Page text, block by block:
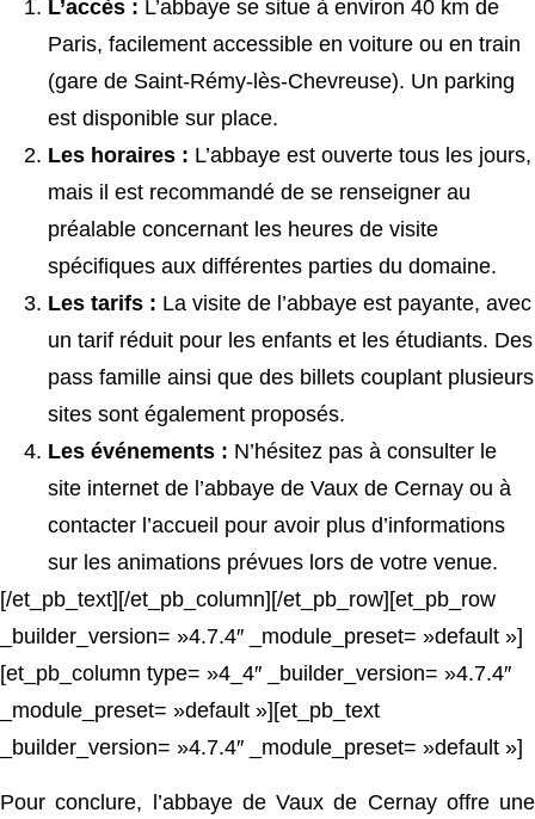
L’accès : L’abbaye se situe à environ 40 km de
Paris, facilement accessible en voiture ou en train
(gare de Saint-Rémy-lès-Chevreuse). Un parking
est disponible sur place.
Les horaires : L’abbaye est ouverte tous les jours,
mais il est recommandé de se renseigner au
préalable concernant les heures de visite
spécifiques aux différentes parties du domaine.
Les tarifs : La visite de l’abbaye est payante, avec
un tarif réduit pour les enfants et les étudiants. Des
pass famille ainsi que des billets couplant plusieurs
sites sont également proposés.
Les événements : N’hésitez pas à consulter le
site internet de l’abbaye de Vaux de Cernay ou à
contacter l’accueil pour avoir plus d’informations
sur les animations prévues lors de votre venue.
[/et_pb_text][/et_pb_column][/et_pb_row][et_pb_row
_builder_version= »4.7.4″ _module_preset= »default »]
[et_pb_column type= »4_4″ _builder_version= »4.7.4″
_module_preset= »default »][et_pb_text
_builder_version= »4.7.4″ _module_preset= »default »]
Pour conclure, l’abbaye de Vaux de Cernay offre une